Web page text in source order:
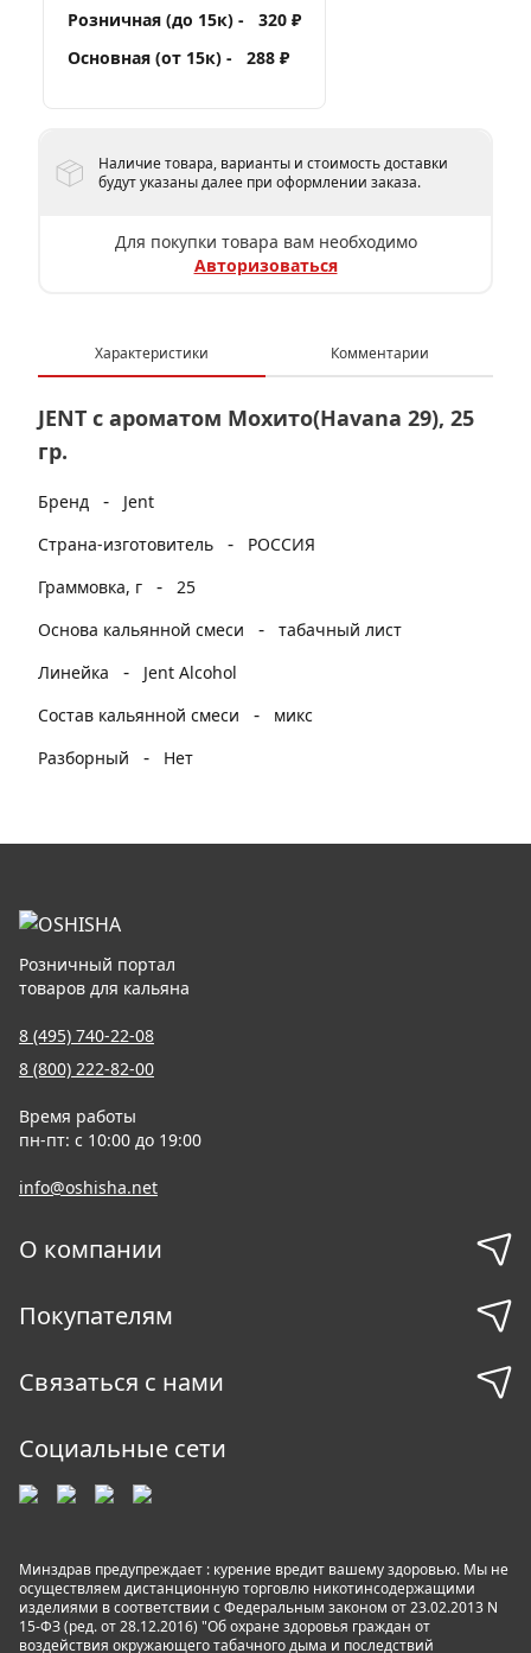
Розничная (до 15к) -
320 ₽
Основная (от 15к) -
288 ₽
Наличие товара, варианты и стоимость доставки
будут указаны далее при оформлении заказа.
Для покупки товара вам необходимо
Авторизоваться
Характеристики Комментарии
JENT с ароматом Мохито(Havana 29), 25
гр.
Бренд -
Jent
Страна-изготовитель
-
РОССИЯ
Граммовка, г
- 25
Основа кальянной смеси
- табачный лист
Линейка
-
Jent Alcohol
Состав кальянной смеси
-
микс
Разборный
- Нет
Розничный портал
товаров для кальяна
8 (495) 740-22-08
8 (800) 222-82-00
Время работы
пн-пт: с 10:00 до 19:00
info@oshisha.net
О компании
Покупателям
Связаться с нами
Социальные сети
Минздрав предупреждает : курение вредит вашему здоровью. Мы не
осуществляем дистанционную торговлю никотинсодержащими
изделиями в соответствии с Федеральным законом от 23.02.2013 N
15-ФЗ (ред. от 28.12.2016) "Об охране здоровья граждан от
воздействия окружающего табачного дыма и последствий